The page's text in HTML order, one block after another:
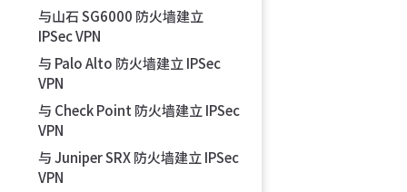
与山石 SG6000 防火墙建立
IPSec VPN
与 Palo Alto 防火墙建立 IPSec
VPN
与 Check Point 防火墙建立 IPSec
VPN
与 Juniper SRX 防火墙建立 IPSec
VPN